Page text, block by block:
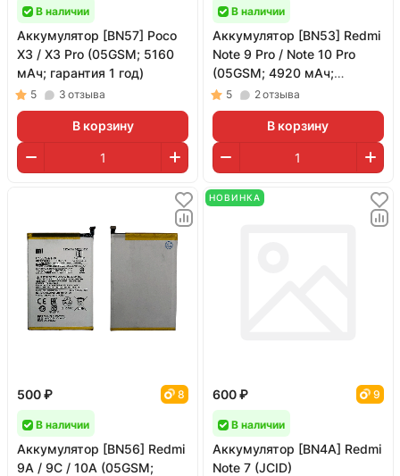
В наличии
Аккумулятор [BN57] Poco
X3 / X3 Pro (05GSM; 5160
мАч; гарантия 1 год)
5 3 отзыва
В корзину
В наличии
Аккумулятор [BN53] Redmi
Note 9 Pro / Note 10 Pro
(05GSM; 4920 мАч;
гарантия 1 год)
5 2отзыва
В корзину
500 ₽ 8
В наличии
Аккумулятор [BN56] Redmi
9A / 9C / 10A (05GSM;
НОВИНКА
600 ₽ 9
В наличии
Аккумулятор [BN4A] Redmi
Note 7 (JCID)